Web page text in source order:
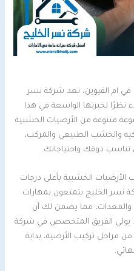
ام القيوين، تعد شركة نسر
نظرًا لخبرتها الواسعة في هذا
متنوعة من الأرضيات الخشبية
والخشب الطبيعي والمركب،
تناسب ذوقك واحتياجاتك.
الأرضيات الخشبية بأعلى درجات
نسر الخليج يتمتعون بمهارات
والمعدات، مما يضمن لك أن
يولي الفريق المتخصص في شركة
مراحل تركيب الأرضية، بداية